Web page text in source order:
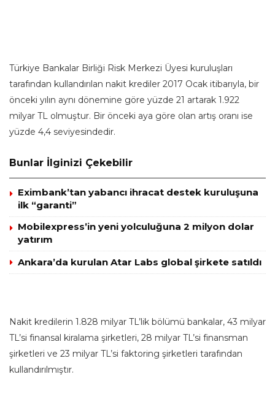
Türkiye Bankalar Birliği Risk Merkezi Üyesi kuruluşları
tarafından kullandırılan nakit krediler 2017 Ocak itibarıyla, bir
önceki yılın aynı dönemine göre yüzde 21 artarak 1.922
milyar TL olmuştur. Bir önceki aya göre olan artış oranı ise
yüzde 4,4 seviyesindedir.
Bunlar İlginizi Çekebilir
Eximbank’tan yabancı ihracat destek kuruluşuna
ilk “garanti”
Mobilexpress’in yeni yolculuğuna 2 milyon dolar
yatırım
Ankara’da kurulan Atar Labs global şirkete satıldı
Nakit kredilerin 1.828 milyar TL’lik bölümü bankalar, 43 milyar
TL’si finansal kiralama şirketleri, 28 milyar TL’si finansman
şirketleri ve 23 milyar TL’si faktoring şirketleri tarafından
kullandırılmıştır.